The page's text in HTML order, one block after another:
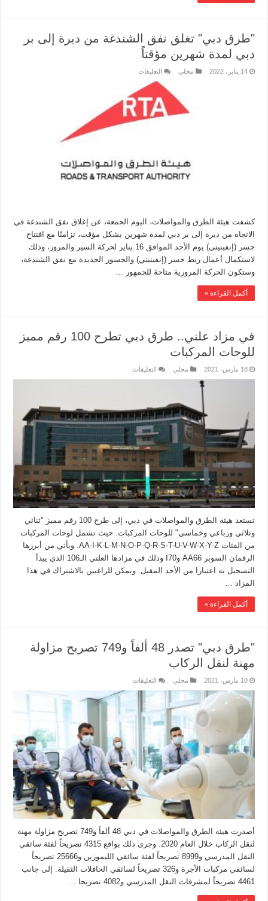
"طرق دبي" تغلق نفق الشندغة من ديرة إلى بر
دبي لمدة شهرين مؤقتاً
14 يناير، 2022 محلي التعليقات
كشفت هيئة الطرق والمواصلات، اليوم الجمعة، عن إغلاق نفق الشندغة في
الاتجاه من ديرة إلى بر دبي لمدة شهرين بشكل مؤقت، تزامنًا مع افتتاح
جسر (إنفينيتي) يوم الأحد الموافق 16 يناير لحركة السير والمرور، وذلك
لاستكمال أعمال ربط جسر (إنفينيتي) والجسور الجديدة مع نفق الشندغة،
وستكون الحركة المرورية متاحة للجمهور …
أكمل القراءة »
في مزاد علني.. طرق دبي تطرح 100 رقم مميز
للوحات المركبات
18 مارس، 2021 محلي التعليقات
تستعد هيئة الطرق والمواصلات في دبي، إلى طرح 100 رقم مميز "ثنائي
وثلاثي ورباعي وخماسي" للوحات المركبات. حيث تشمل لوحات المركبات
من الفئات AA-I-K-L-M-N-O-P-Q-R-S-T-U-V-W-X-Y-Z. ويأتي من أبرزها
الرقمان السوبر AA66 وI70 وذلك في مزادها العلني الـ106 الذي يبدأ
التسجيل به اعتبارا من الأحد المقبل. ويمكن للراغبين بالاشتراك في هذا
المزاد …
أكمل القراءة »
"طرق دبي" تصدر 48 ألفاً و749 تصريح مزاولة
مهنة لنقل الركاب
10 مارس، 2021 محلي التعليقات
أصدرت هيئة الطرق والمواصلات في دبي 48 ألفاً و749 تصريح مزاولة مهنة
لنقل الركاب خلال العام 2020. وجرى ذلك بواقع 4315 تصريحاً لفئة سائقي
النقل المدرسي و8999 تصريحاً لفئة سائقي الليموزين و25666 تصريحاً
لسائقي مركبات الأجرة و326 تصريحاً لسائقي الحافلات الثقيلة. إلى جانب
4461 تصريحاً لمشرفات النقل المدرسي و4082 تصريحا …